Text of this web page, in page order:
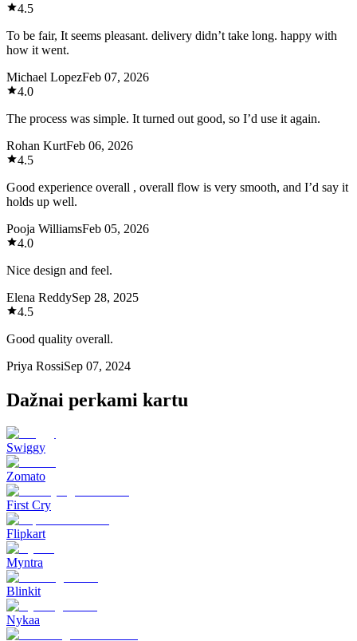
4.5
To be fair, It seems pleasant. delivery didn’t take long. happy with
how it went.
Michael LopezFeb 07, 2026
4.0
The process was simple. It turned out good, so I’d use it again.
Rohan KurtFeb 06, 2026
4.5
Good experience overall , overall flow is very smooth, and I’d say it
holds up well.
Pooja WilliamsFeb 05, 2026
4.0
Nice design and feel.
Elena ReddySep 28, 2025
4.5
Good quality overall.
Priya RossiSep 07, 2024
Dažnai perkami kartu
Swiggy
Zomato
First Cry
Flipkart
Myntra
Blinkit
Nykaa